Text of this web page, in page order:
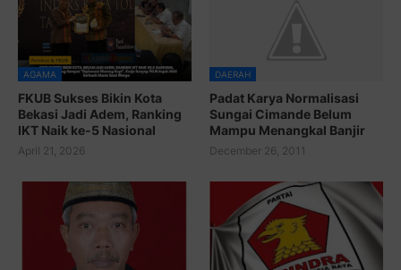
AGAMA
FKUB Sukses Bikin Kota
Bekasi Jadi Adem, Ranking
IKT Naik ke-5 Nasional
April 21, 2026
DAERAH
Padat Karya Normalisasi
Sungai Cimande Belum
Mampu Menangkal Banjir
December 26, 2011